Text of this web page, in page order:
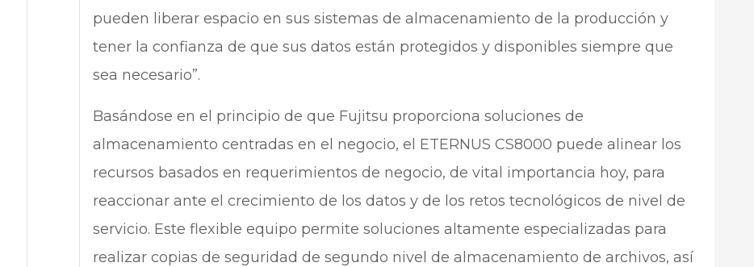
pueden liberar espacio en sus sistemas de almacenamiento de la producción y
tener la confianza de que sus datos están protegidos y disponibles siempre que
sea necesario”.
Basándose en el principio de que Fujitsu proporciona soluciones de
almacenamiento centradas en el negocio, el ETERNUS CS8000 puede alinear los
recursos basados en requerimientos de negocio, de vital importancia hoy, para
reaccionar ante el crecimiento de los datos y de los retos tecnológicos de nivel de
servicio. Este flexible equipo permite soluciones altamente especializadas para
realizar copias de seguridad de segundo nivel de almacenamiento de archivos, así